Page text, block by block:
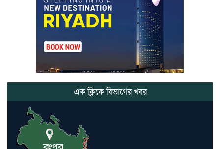
লাউয়াছড়া জাতীয় উদ্যানের সিএমসি
হিসাবরক্ষক আবজালুল হকের
মৃত্যুতে,এলাকায় শোকের ছায়া
ভোলাগঞ্জ স্থলবন্দরে এলসি আটকে
হয়রানির অভিযোগ, বিএনপির সাবেক
সভাপতির
গলিত মরদেহ উদ্ধার
এক ক্লিকে বিভাগের খবর